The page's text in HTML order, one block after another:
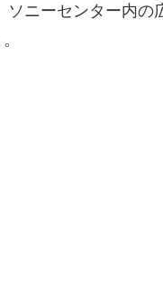
ニーセンター内の